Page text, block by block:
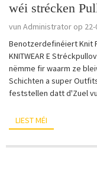
wéi strécken
vun Administrator op 22-
Benotzerdefinéiert Knit
KNITWEAR E
nëmme fir waarm ze
Schichten a super
feststellen datt d'Zuel
LIEST MÉI